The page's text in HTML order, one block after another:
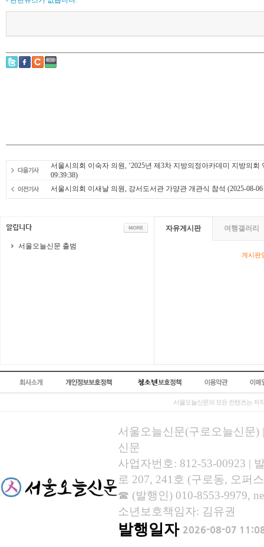
서울시의회 이숙자 의원, ‘2025년 제3차 지방의정아카데미 지방의회
09:39:38)
서울시의회 이새날 의원, 강서도서관 가양관 개관식 참석 (2025-08-
서울오늘신문 출범
자유게시판 여행갤러리
게시판
서울오늘신문의 모든 컨텐츠는 저
서울오늘신문(구로오늘신문)
신문
사업자번호: 812-53-00923 |
로 207, 241호 (구로동, 오퍼
☎ (발행인) 010-8553-9979,
소년보호책임자: 김유권
발행일자